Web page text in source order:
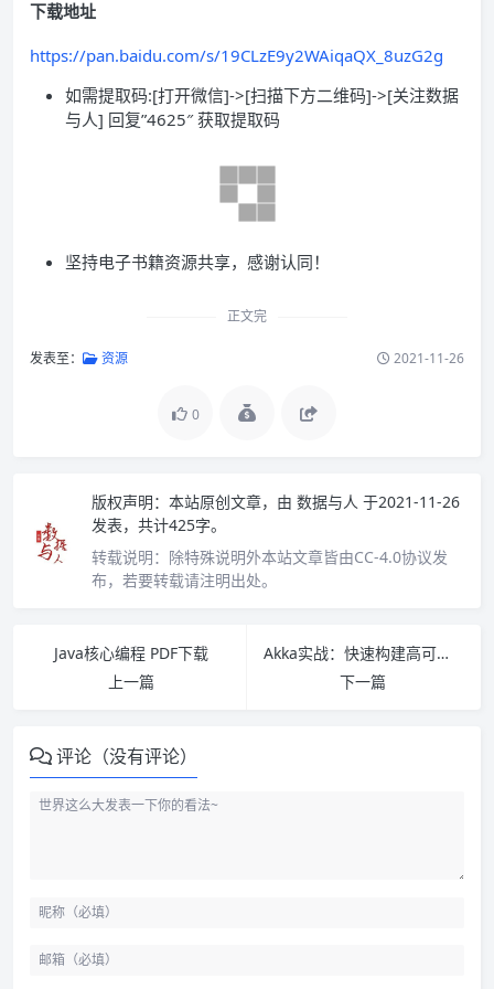
下载地址
https://pan.baidu.com/s/19CLzE9y2WAiqaQX_8uzG2g
如需提取码:[打开微信]->[扫描下方二维码]->[关注数据
与人] 回复”4625″ 获取提取码
坚持电子书籍资源共享，感谢认同！
正文完
发表至： 资源 2021-11-26
0
版权声明： 本站原创文章，由 数据与人 于2021-11-26
发表，共计425字。
转载说明： 除特殊说明外本站文章皆由CC-4.0协议发
布，若要转载请注明出处。
Java核心编程 PDF下载
上一篇
Akka实战：快速构建高可用分布式应用 PDF下载
下一篇
评论（没有评论）